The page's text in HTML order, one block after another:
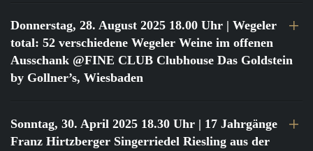
Donnerstag, 28. August 2025 18.00 Uhr | Wegeler
total: 52 verschiedene Wegeler Weine im offenen
Ausschank @FINE CLUB Clubhouse Das Goldstein
by Gollner’s, Wiesbaden
Sonntag, 30. April 2025 18.30 Uhr | 17 Jahrgänge
Franz Hirtzberger Singerriedel Riesling aus der